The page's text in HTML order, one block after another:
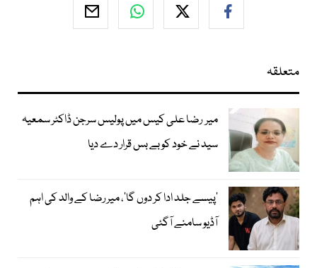
متعلقہ
میر رضا علی کیس میں پولیس سرجن ڈاکٹر سمعیہ
سید نے خود کو بے بس قرار دے دیا
’پیسے جلد ادا کر دوں گا‘، میر رضا کے والد کی اہم
آڈیو سامنے آگئی